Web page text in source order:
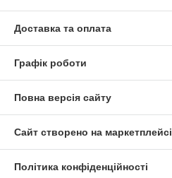
Доставка та оплата
Графік роботи
Повна версія сайту
Сайт створено на маркетплейсі
Політика конфіденційності